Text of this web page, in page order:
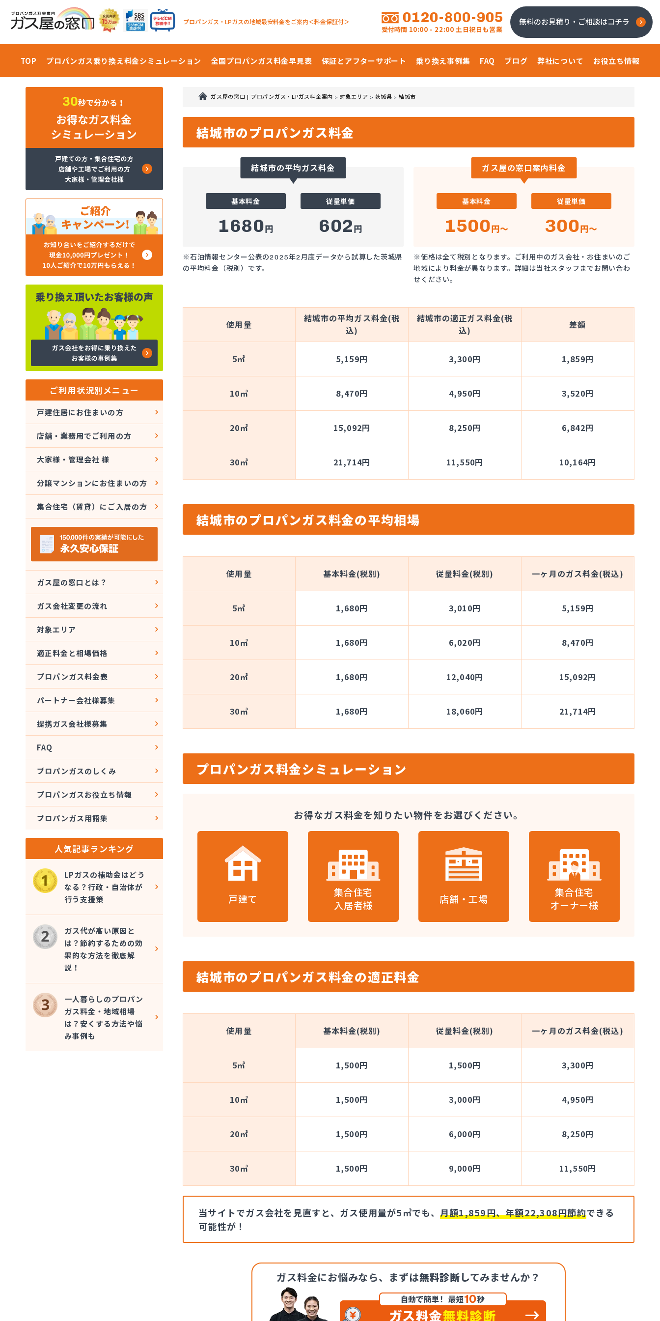
プロパンガス・LPガスの地域最安料金をご案内＜料金保証付＞ 0120-800-905
受付時間 10:00 - 22:00 土日祝日も営業
無料のお見積り・ご相談はコチラ
TOP プロパンガス乗り換え料金シミュレーション 全国プロパンガス料金早見表 保証とアフターサポート 乗り換え事例集 FAQ ブログ 弊社について お役立ち情報
ガス屋の窓口 | プロパンガス・LPガス料金案内 > 対象エリア > 茨城県 > 結城市
結城市のプロパンガス料金
結城市の平均ガス料金
基本料金
1680円
従量単価
602円
※石油情報センター公表の2025年2月度データから試算した茨城県
の平均料金（税別）です。
ガス屋の窓口案内料金
基本料金
1500円～
従量単価
300円～
※価格は全て税別となります。ご利用中のガス会社・お住まいのご
地域により料金が異なります。詳細は当社スタッフまでお問い合わ
せください。
使用量
結城市の平均ガス料金(税
込)
結城市の適正ガス料金(税
込)
差額
5㎥ 5,159円 3,300円 1,859円
10㎥ 8,470円 4,950円 3,520円
20㎥ 15,092円 8,250円 6,842円
30㎥ 21,714円 11,550円 10,164円
結城市のプロパンガス料金の平均相場
使用量 基本料金(税別) 従量料金(税別) 一ヶ月のガス料金(税込)
5㎥ 1,680円 3,010円 5,159円
10㎥ 1,680円 6,020円 8,470円
20㎥ 1,680円 12,040円 15,092円
30㎥ 1,680円 18,060円 21,714円
プロパンガス料金シミュレーション
お得なガス料金を知りたい物件をお選びください。
戸建て
集合住宅
入居者様
店舗・工場
集合住宅
オーナー様
結城市のプロパンガス料金の適正料金
使用量 基本料金(税別) 従量料金(税別) 一ヶ月のガス料金(税込)
5㎥ 1,500円 1,500円 3,300円
10㎥ 1,500円 3,000円 4,950円
20㎥ 1,500円 6,000円 8,250円
30㎥ 1,500円 9,000円 11,550円
当サイトでガス会社を見直すと、ガス使用量が5㎥でも、 月額1,859円、年額22,308円節約できる
可能性が！
ガス料金にお悩みなら、 まずは無料診断 してみませんか？
ご利用状況別メニュー
戸建住居にお住まいの方
店舗・業務用でご利用の方
大家様・管理会社 様
分譲マンションにお住まいの方
集合住宅（賃貸）にご入居の方
ガス屋の窓口とは？
ガス会社変更の流れ
対象エリア
適正料金と相場価格
プロパンガス料金表
パートナー会社様募集
提携ガス会社様募集
FAQ
プロパンガスのしくみ
プロパンガスお役立ち情報
プロパンガス用語集
人気記事ランキング
LPガスの補助金はどう
なる？行政・自治体が
行う支援策
ガス代が高い原因と
は？節約するための効
果的な方法を徹底解
説！
一人暮らしのプロパン
ガス料金・地域相場
は？安くする方法や悩
み事例も